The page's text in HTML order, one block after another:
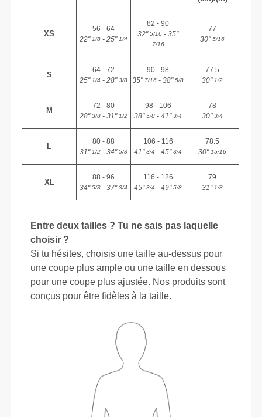
XS
56 - 64
22"1/8 - 25"1/4
82 - 90
32"5/16 - 35"
7/16
77
30"5/16
S
64 - 72
25"1/4 - 28"3/8
90 - 98
35"7/16 - 38"5/8
77.5
30"1/2
M
72 - 80
28"3/8 - 31"1/2
98 - 106
38"5/8 - 41"3/4
78
30"3/4
L
80 - 88
31"1/2 - 34"5/8
106 - 116
41"3/4 - 45"3/4
78.5
30"15/16
XL
88 - 96
34"5/8 - 37"3/4
116 - 126
45"3/4 - 49"5/8
79
31"1/8
Entre deux tailles ? Tu ne sais pas laquelle
choisir ?
Si tu hésites, choisis une taille au-dessus pour
une coupe plus ample ou une taille en dessous
pour une coupe plus ajustée. Nos produits sont
conçus pour être fidèles à la taille.